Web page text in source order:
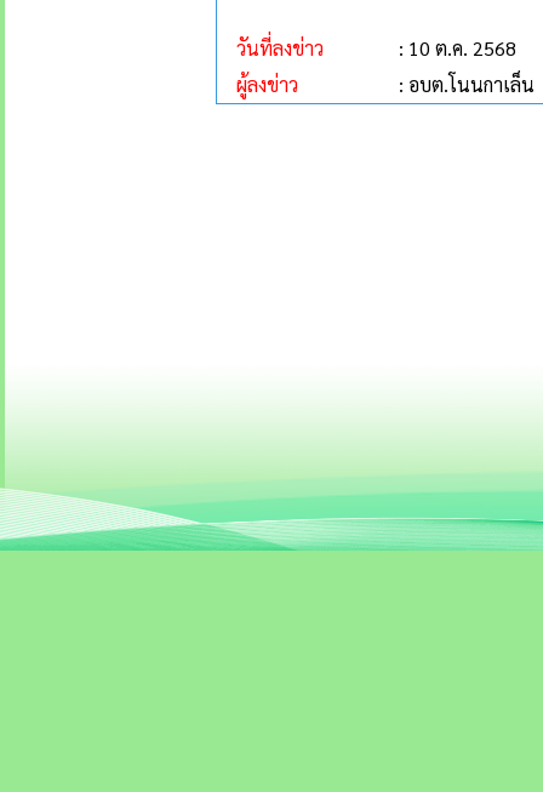
วันที่ลงข่าว
: 10 ต.ค. 2568
ผู้ลงข่าว
: อบต.โนนกาเล็น